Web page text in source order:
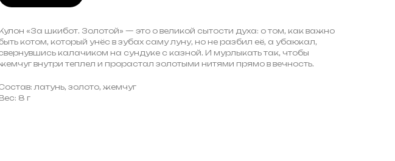
«За шкибот. Золотой» — это о великой сытости духа: о том, как важно
котом, который унёс в зубах саму луну, но не разбил её, а убаюкал,
калачиком на сундуке с казной. И мурлыкать так, чтобы
внутри теплел и прорастал золотыми нитями прямо в вечность.
латунь, золото, жемчуг
8 г